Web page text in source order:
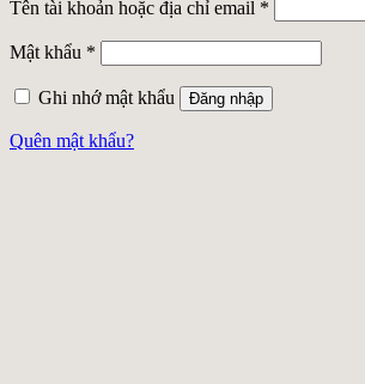
Tên tài khoản hoặc địa chỉ email *
Mật khẩu *
Ghi nhớ mật khẩu Đăng nhập
Quên mật khẩu?